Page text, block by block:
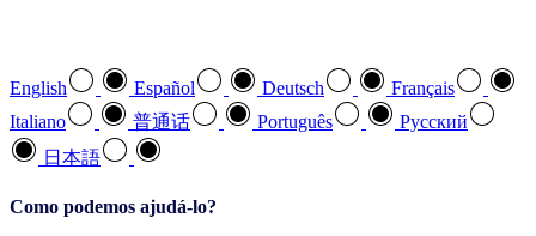
English Español Deutsch
Français
Italiano
普通话 Português
Pусский
日本語
Como podemos ajudá-lo?